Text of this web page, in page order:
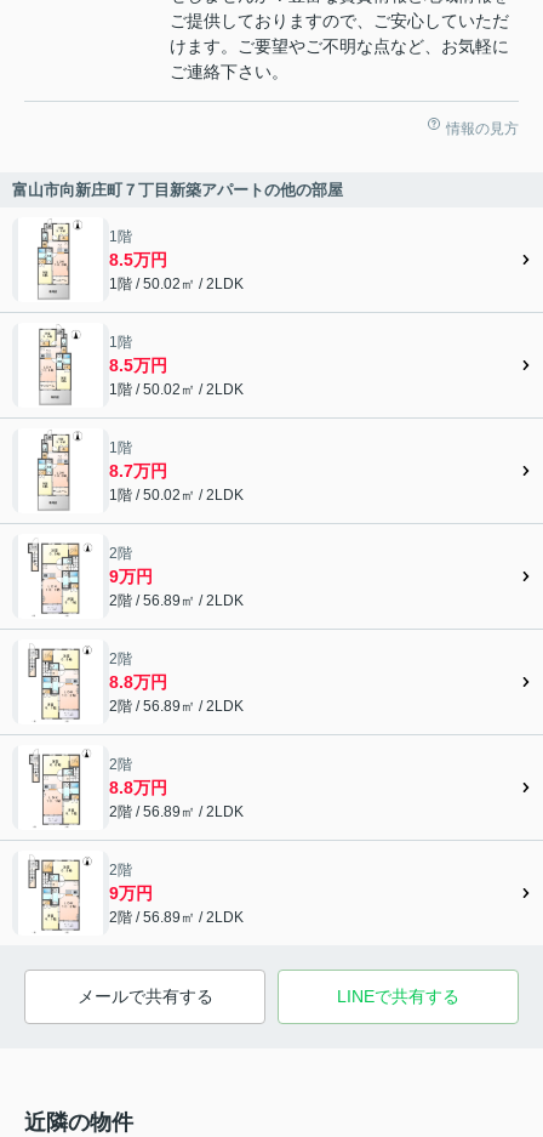
ご提供しておりますので、ご安心していただ
けます。ご要望やご不明な点など、お気軽に
ご連絡下さい。
情報の見方
富山市向新庄町７丁目新築アパートの他の部屋
1階
8.5万円
1階 / 50.02㎡ / 2LDK
1階
8.5万円
1階 / 50.02㎡ / 2LDK
1階
8.7万円
1階 / 50.02㎡ / 2LDK
2階
9万円
2階 / 56.89㎡ / 2LDK
2階
8.8万円
2階 / 56.89㎡ / 2LDK
2階
8.8万円
2階 / 56.89㎡ / 2LDK
2階
9万円
2階 / 56.89㎡ / 2LDK
メールで共有する LINEで共有する
近隣の物件